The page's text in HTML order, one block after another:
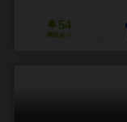
54
興味あり